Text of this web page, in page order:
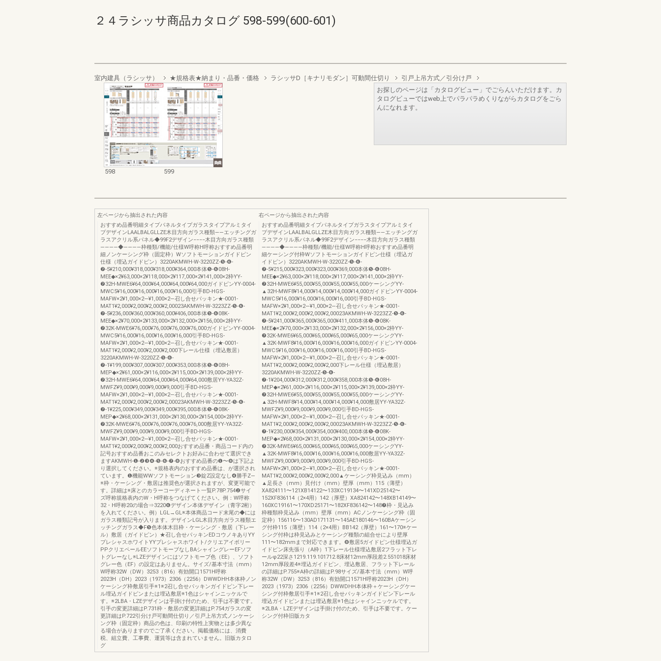
２４ラシッサ商品カタログ 598-599(600-601)
室内建具（ラシッサ） ★規格表★納まり・品番・価格 ラシッサD［キナリモダン］可動間仕切り 引戸上吊方式／引分け戸
598 599
お探しのページは「カタログビュー」でごらんいただけます。カ
タログビューではweb上でパラパラめくりながらカタログをごら
んになれます。
左ページから抽出された内容
おすすめ品番明細タイプパネルタイプガラスタイプアルミタイ
プデザインLAALBALGLLZE木目方向ガラス種類――エッチングガ
ラスアクリル系パネル◆99F2デザイン−−−−木目方向ガラス種類
――――◆――――枠種類/機能/仕様W呼称H呼称おすすめ品番明
細ノンケーシング枠（固定枠）Wソフトモーションガイドピン
仕様（埋込ガイドピン）3220AKMWH-W-3220ZZ-❺-❻-
❼-5¥210,000¥318,000¥318,000¥364,000本体❺-❻08H-
MEE◆×2¥63,000×2¥118,000×2¥117,000×2¥141,000×2枠YY-
❼32H-MWE6¥64,000¥64,000¥64,000¥64,000ガイドピンYY-0004-
MWC5¥16,000¥16,000¥16,000¥16,000引手BD-HGS-
MAFW×2¥1,000×2―¥1,000×2―召し合せパッキン★-0001-
MAT1¥2,000¥2,000¥2,000¥2,00023AKMWH-W-3223ZZ-❺-❻-
❼-5¥236,000¥360,000¥360,000¥406,000本体❺-❻08K-
MEE◆×2¥70,000×2¥133,000×2¥132,000×2¥156,000×2枠YY-
❼32K-MWE6¥76,000¥76,000¥76,000¥76,000ガイドピンYY-0004-
MWC5¥16,000¥16,000¥16,000¥16,000引手BD-HGS-
MAFW×2¥1,000×2―¥1,000×2―召し合せパッキン★-0001-
MAT1¥2,000¥2,000¥2,000¥2,000下レール仕様（埋込敷居）
3220AKMWH-W-3220ZZ-❺-❻-
❼-1¥199,000¥307,000¥307,000¥353,000本体❺-❻08H-
MEP◆×2¥61,000×2¥116,000×2¥115,000×2¥139,000×2枠YY-
❼32H-MWE6¥64,000¥64,000¥64,000¥64,000敷居YY-YA32Z-
MWFZ¥9,000¥9,000¥9,000¥9,000引手BD-HGS-
MAFW×2¥1,000×2―¥1,000×2―召し合せパッキン★-0001-
MAT1¥2,000¥2,000¥2,000¥2,00023AKMWH-W-3223ZZ-❺-❻-
❼-1¥225,000¥349,000¥349,000¥395,000本体❺-❻08K-
MEP◆×2¥68,000×2¥131,000×2¥130,000×2¥154,000×2枠YY-
❼32K-MWE6¥76,000¥76,000¥76,000¥76,000敷居YY-YA32Z-
MWFZ¥9,000¥9,000¥9,000¥9,000引手BD-HGS-
MAFW×2¥1,000×2―¥1,000×2―召し合せパッキン★-0001-
MAT1¥2,000¥2,000¥2,000¥2,000おすすめ品番・商品コード内の
記号おすすめ品番おこのみセレクトお好みに合わせて選択でき
ますAKMWH-❶-❷❸❹-❺-❻-❼-❽おすすめ品番の❶〜❽は下記よ
り選択してください。※規格表内のおすすめ品番は、が選択され
ています。❶機能WWソフトモーション❸錠Z設定なし❹勝手Z—
※枠・ケーシング・敷居は推奨色が選択されますが、変更可能で
す。詳細は※床とのカラーコーディネート一覧P.78P.754❷サイ
ズ呼称規格表内のW・H呼称をつなげてください。例：W呼称
32・H呼称20の場合⇒3220❻デザイン本体デザイン（青字2桁）
を入れてください。例）LGL→GL※本体商品コード末尾の◆には
ガラス種類記号が入ります。デザインLGL木目方向ガラス種類エ
ッチングガラス◆F❺色本体木目枠・ケーシング・敷居（下レー
ル）敷居（ガイドピン）★召し合せパッキンEDコウノキありYY
プレシャスホワイトYYプレシャスホワイト/クリエアイボリー
PPクリエペールEEソフトモーブなしBAシャイングレーEFソフ
トグレーなし※LZEデザインにはソフトモーブ色（EE）、ソフト
グレー色（EF）の設定はありません。サイズ/基本寸法（mm）
W呼称32W（DW）3253（816）有効開口1571H呼称
2023H（DH）2023（1973）2306（2256）DWWDHH本体枠ノン
ケーシング枠敷居引手※1※2召し合せパッキンガイドピン下レー
ル埋込ガイドピンまたは埋込敷居※1色はシャインニッケルで
す。※2LBA・LZEデザインは手掛け付のため、引手は不要です。
引手の変更詳細はP.731枠・敷居の変更詳細はP.754ガラスの変
更詳細はP.722引分け戸可動間仕切り／引戸上吊方式ノンケーシ
ング枠（固定枠）商品の色は、印刷の特性上実物とは多少異な
る場合がありますのでご了承ください。掲載価格には、消費
税、組立費、工事費、運賃等は含まれていません。旧版カタロ
グ
右ページから抽出された内容
おすすめ品番明細タイプパネルタイプガラスタイプアルミタイ
プデザインLAALBALGLLZE木目方向ガラス種類――エッチングガ
ラスアクリル系パネル◆99F2デザイン−−−−木目方向ガラス種類
――――◆――――枠種類/機能/仕様W呼称H呼称おすすめ品番明
細ケーシング付枠Wソフトモーションガイドピン仕様（埋込ガ
イドピン）3220AKMWH-W-3220ZZ-❺-❻-
❼-5¥215,000¥323,000¥323,000¥369,000本体❺-❻08H-
MEE◆×2¥63,000×2¥118,000×2¥117,000×2¥141,000×2枠YY-
❼32H-MWE6¥55,000¥55,000¥55,000¥55,000ケーシングYY-
▲32H-MWF8¥14,000¥14,000¥14,000¥14,000ガイドピンYY-0004-
MWC5¥16,000¥16,000¥16,000¥16,000引手BD-HGS-
MAFW×2¥1,000×2―¥1,000×2―召し合せパッキン★-0001-
MAT1¥2,000¥2,000¥2,000¥2,00023AKMWH-W-3223ZZ-❺-❻-
❼-5¥241,000¥365,000¥365,000¥411,000本体❺-❻08K-
MEE◆×2¥70,000×2¥133,000×2¥132,000×2¥156,000×2枠YY-
❼32K-MWE6¥65,000¥65,000¥65,000¥65,000ケーシングYY-
▲32K-MWF8¥16,000¥16,000¥16,000¥16,000ガイドピンYY-0004-
MWC5¥16,000¥16,000¥16,000¥16,000引手BD-HGS-
MAFW×2¥1,000×2―¥1,000×2―召し合せパッキン★-0001-
MAT1¥2,000¥2,000¥2,000¥2,000下レール仕様（埋込敷居）
3220AKMWH-W-3220ZZ-❺-❻-
❼-1¥204,000¥312,000¥312,000¥358,000本体❺-❻08H-
MEP◆×2¥61,000×2¥116,000×2¥115,000×2¥139,000×2枠YY-
❼32H-MWE6¥55,000¥55,000¥55,000¥55,000ケーシングYY-
▲32H-MWF8¥14,000¥14,000¥14,000¥14,000敷居YY-YA32Z-
MWFZ¥9,000¥9,000¥9,000¥9,000引手BD-HGS-
MAFW×2¥1,000×2―¥1,000×2―召し合せパッキン★-0001-
MAT1¥2,000¥2,000¥2,000¥2,00023AKMWH-W-3223ZZ-❺-❻-
❼-1¥230,000¥354,000¥354,000¥400,000本体❺-❻08K-
MEP◆×2¥68,000×2¥131,000×2¥130,000×2¥154,000×2枠YY-
❼32K-MWE6¥65,000¥65,000¥65,000¥65,000ケーシングYY-
▲32K-MWF8¥16,000¥16,000¥16,000¥16,000敷居YY-YA32Z-
MWFZ¥9,000¥9,000¥9,000¥9,000引手BD-HGS-
MAFW×2¥1,000×2―¥1,000×2―召し合せパッキン★-0001-
MAT1¥2,000¥2,000¥2,000¥2,000▲ケーシング枠見込み（mm）
▲足長さ（mm）見付け（mm）壁厚（mm）115（薄壁）
XA824111〜121XB14122〜133XC19134〜141XD25142〜
152XF836114（2×4用）142（厚壁）XA824142〜148XB14149〜
160XC19161〜170XD25171〜182XF836142〜148❼枠・見込み
枠種類枠見込み（mm）壁厚（mm）ACノンケーシング枠（固
定枠）156116〜130AD171131〜145AE180146〜160BAケーシン
グ付枠115（薄壁）114（2×4用）BB142（厚壁）161〜170※ケー
シング付枠は枠見込みとケーシング種類の組合せにより壁厚
111〜182mmまで対応できます。❽敷居5ガイドピン仕様埋込ガ
イドピン床先張り（A枠）1下レール仕様埋込敷居2フラット下レ
ールφ22深さ1219.119.101712.8床材12mm厚段差2.551018床材
12mm厚段差4※埋込ガイドピン、埋込敷居、フラット下レール
の詳細はP.755※A枠の詳細はP.98サイズ/基本寸法（mm）W呼
称32W（DW）3253（816）有効開口1571H呼称2023H（DH）
2023（1973）2306（2256）DWWDHH本体枠＋ケーシングケー
シング付枠敷居引手※1※2召し合せパッキンガイドピン下レール
埋込ガイドピンまたは埋込敷居※1色はシャインニッケルです。
※2LBA・LZEデザインは手掛け付のため、引手は不要です。ケー
シング付枠旧版カタ